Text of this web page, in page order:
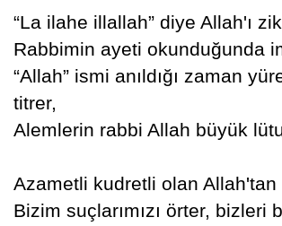
“La ilahe illallah” diye Allah'ı
Rabbimin ayeti okunduğunda
“Allah” ismi anıldığı zaman
titrer,
Alemlerin rabbi Allah büyük
Azametli kudretli olan Allah'tan
Bizim suçlarımızı örter, bizleri